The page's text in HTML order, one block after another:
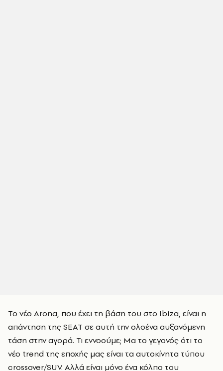
Το νέο Arona, που έχει τη βάση του στο Ibiza, είναι η
απάντηση της SEAT σε αυτή την ολοένα αυξανόμενη
τάση στην αγορά. Τι εννοούμε; Μα το γεγονός ότι το
νέο trend της εποχής μας είναι τα αυτοκίνητα τύπου
crossover/SUV. Αλλά είναι μόνο ένα κόλπο του